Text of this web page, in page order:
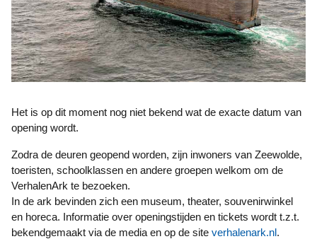
Het is op dit moment nog niet bekend wat de exacte datum van
opening wordt.
Zodra de deuren geopend worden, zijn inwoners van Zeewolde,
toeristen, schoolklassen en andere groepen welkom om de
VerhalenArk te bezoeken.
In de ark bevinden zich een museum, theater, souvenirwinkel
en horeca. Informatie over openingstijden en tickets wordt t.z.t.
bekendgemaakt via de media en op de site verhalenark.nl.